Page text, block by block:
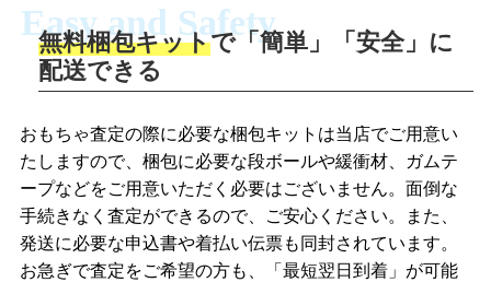
商品撮影
商品を撮影して、査定フォームから画像
を送信します。
梱包キットをメールで申し込み
LINEの友だち追加・査定画像を送信
「ジョニージョイLINE査定」を友だちに
追加し、スマートフォンなどのカメラで
撮影したおもちゃの写真をトーク中に送
信します。
梱包キットをLINEで申し込み
Easy and Safety
無料梱包キットで「簡単」「安全」に
配送できる
おもちゃ査定の際に必要な梱包キットは当店でご用意い
たしますので、梱包に必要な段ボールや緩衝材、ガムテ
ープなどをご用意いただく必要はございません。面倒な
手続きなく査定ができるので、ご安心ください。また、
発送に必要な申込書や着払い伝票も同封されています。
お急ぎで査定をご希望の方も、「最短翌日到着」が可能